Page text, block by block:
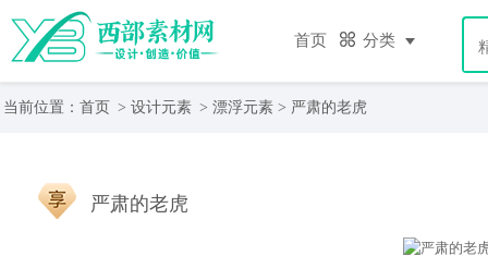
首页 分类
当前位置： 首页 > 设计元素 > 漂浮元素 > 严肃的老虎
严肃的老虎